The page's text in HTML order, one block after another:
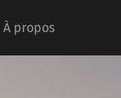
À propos